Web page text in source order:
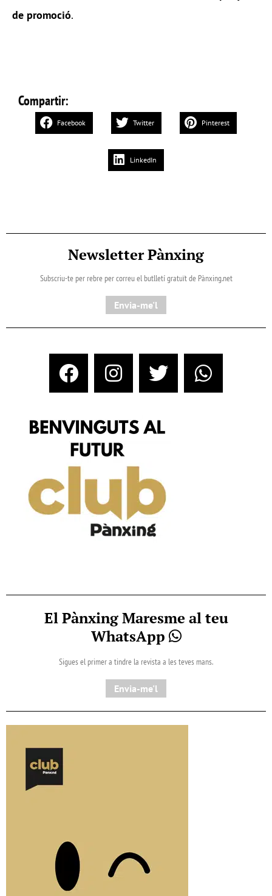
de promoció.
Compartir:
Facebook Twitter Pinterest
LinkedIn
Newsletter Pànxing
Subscriu-te per rebre per correu el butlletí gratuït de Pànxing.net​
Envia-me'l
El Pànxing Maresme al teu
WhatsApp
Sigues el primer a tindre la revista a les teves mans.
Envia-me'l